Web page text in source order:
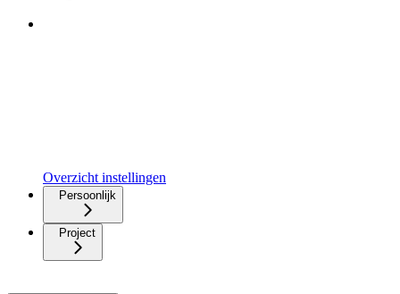
Overzicht instellingen
Persoonlijk
Project